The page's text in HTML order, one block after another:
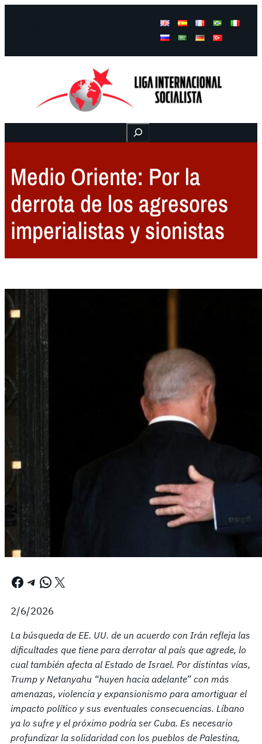
Buscar
Medio Oriente: Por la
derrota de los agresores
imperialistas y sionistas
Facebook Telegram WhatsApp X
2/6/2026
La búsqueda de EE. UU. de un acuerdo con Irán refleja las
dificultades que tiene para derrotar al país que agrede, lo
cual también afecta al Estado de Israel. Por distintas vías,
Trump y Netanyahu “huyen hacia adelante” con más
amenazas, violencia y expansionismo para amortiguar el
impacto político y sus eventuales consecuencias. Líbano
ya lo sufre y el próximo podría ser Cuba. Es necesario
profundizar la solidaridad con los pueblos de Palestina,